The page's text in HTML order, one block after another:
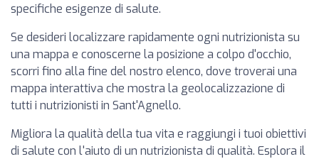
specifiche esigenze di salute.
Se desideri localizzare rapidamente ogni nutrizionista su
una mappa e conoscerne la posizione a colpo d'occhio,
scorri fino alla fine del nostro elenco, dove troverai una
mappa interattiva che mostra la geolocalizzazione di
tutti i nutrizionisti in Sant'Agnello.
Migliora la qualità della tua vita e raggiungi i tuoi obiettivi
di salute con l'aiuto di un nutrizionista di qualità. Esplora il